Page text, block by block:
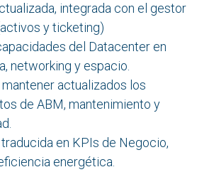
integrada con el gestor
y ticketing)
del Datacenter en
networking y espacio.
actualizados los
de ABM, mantenimiento y
en KPIs de Negocio,
energética.